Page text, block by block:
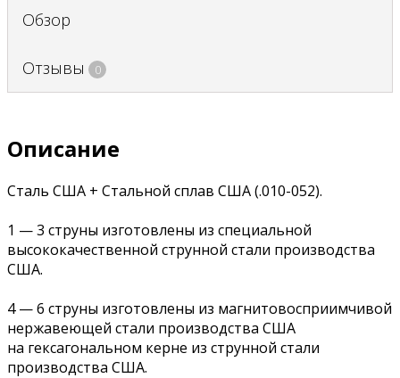
Обзор
Отзывы 0
Описание
Сталь США + Стальной сплав США (.010-052).
1 — 3 струны изготовлены из специальной
высококачественной струнной стали производства
США.
4 — 6 струны изготовлены из магнитовосприимчивой
нержавеющей стали производства США
на гексагональном керне из струнной стали
производства США.